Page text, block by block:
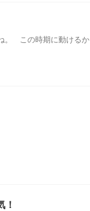
この時期に動ける